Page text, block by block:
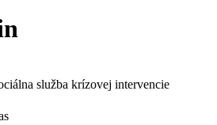
služba krízovej intervencie